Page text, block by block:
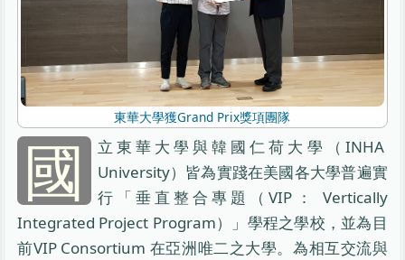
東華大學獲Grand Prix獎項團隊
國
立東華大學與韓國仁荷大學（INHA
University）皆為實踐在美國各大學普遍實
行「垂直整合專題（VIP： Vertically
Integrated Project Program）」學程之學校，並為目
前VIP Consortium 在亞洲唯二之大學。為相互交流與